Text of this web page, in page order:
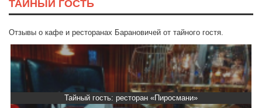
ТАЙНЫЙ ГОСТЬ
Отзывы о кафе и ресторанах Барановичей от тайного гостя.
Тайный гость: ресторан «Пиросмани»